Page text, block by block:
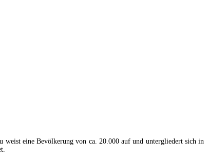
weist eine Bevölkerung von ca. 20.000 auf und untergliedert sich in